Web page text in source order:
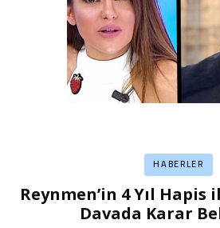
HABERLER
Reynmen’in 4 Yıl Hapis
Davada Karar